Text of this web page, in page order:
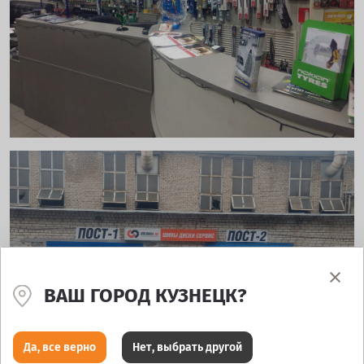
ВАШ ГОРОД КУЗНЕЦК?
Да, все верно Нет, выбрать другой